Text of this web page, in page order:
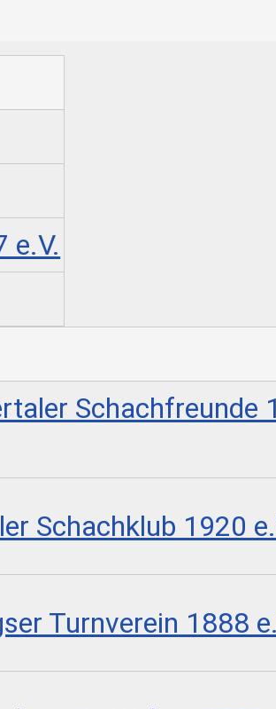
e.V.
Schachfreunde
Schachklub 1920
Turnverein 1888